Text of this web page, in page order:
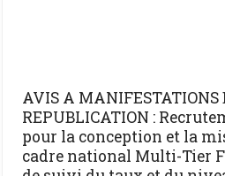
AVIS A MANIFESTATIONS
REPUBLICATION :
pour la conception et la
cadre national Multi-Tier